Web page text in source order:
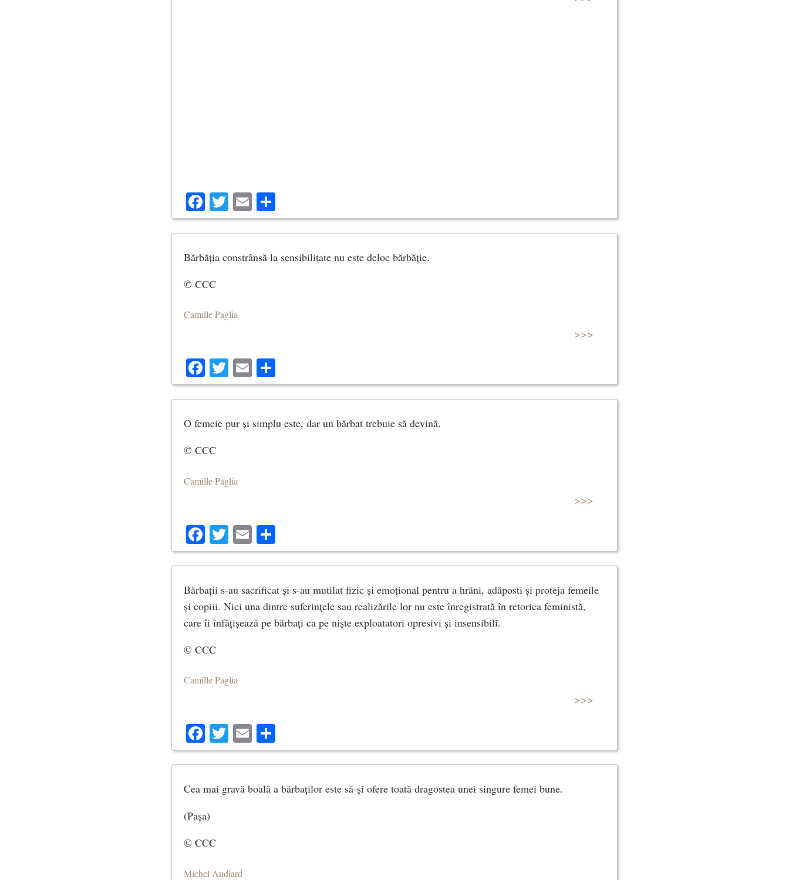
Facebook
Twitter
Email
Bărbăția constrânsă la sensibilitate nu este deloc bărbăție.
© CCC
Camille Paglia
>>>
Facebook
Twitter
Email
O femeie pur și simplu este, dar un bărbat trebuie să devină.
© CCC
Camille Paglia
>>>
Facebook
Twitter
Email
Bărbații s-au sacrificat și s-au mutilat fizic și emoțional pentru a hrăni, adăposti și proteja femeile
și copiii. Nici una dintre suferințele sau realizările lor nu este înregistrată în retorica feministă,
care îi înfățișează pe bărbați ca pe niște exploatatori opresivi și insensibili.
© CCC
Camille Paglia
>>>
Facebook
Twitter
Email
Cea mai gravă boală a bărbaților este să-și ofere toată dragostea unei singure femei bune.
(Pașa)
© CCC
Michel Audiard